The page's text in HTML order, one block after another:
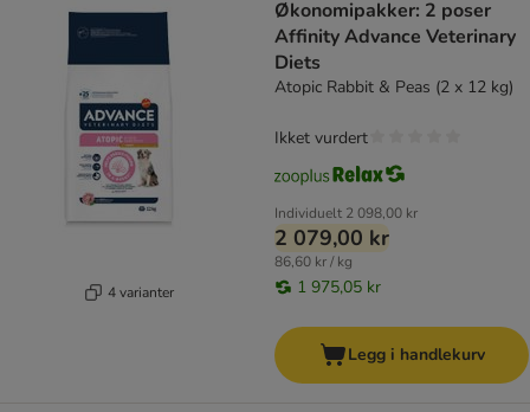
4 varianter
Økonomipakker: 2 poser
Affinity Advance Veterinary
Diets
Atopic Rabbit & Peas (2 x 12 kg)
Individuelt 2 098,00 kr
2 079,00 kr
86,60 kr / kg
1 975,05 kr
Ikket vurdert
Legg i handlekurv